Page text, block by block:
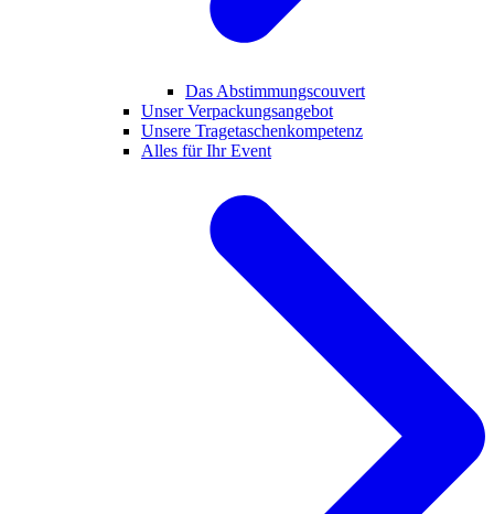
Das Abstimmungscouvert
Unser Verpackungsangebot
Unsere Tragetaschenkompetenz
Alles für Ihr Event